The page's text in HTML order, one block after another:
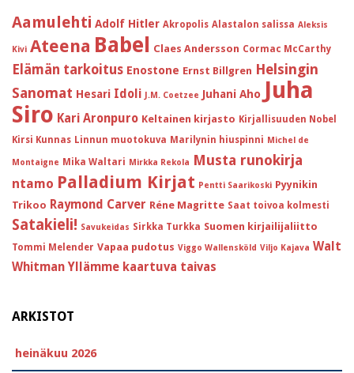
Aamulehti Adolf Hitler Akropolis Alastalon salissa Aleksis
Kivi Ateena Babel Claes Andersson Cormac McCarthy
Elämän tarkoitus Enostone Ernst Billgren Helsingin
Sanomat Hesari Idoli J.M. Coetzee Juhani Aho Juha
Siro Kari Aronpuro Keltainen kirjasto Kirjallisuuden Nobel
Kirsi Kunnas Linnun muotokuva Marilynin hiuspinni Michel de
Montaigne Mika Waltari Mirkka Rekola Musta runokirja
ntamo Palladium Kirjat Pentti Saarikoski Pyynikin
Trikoo Raymond Carver Réne Magritte Saat toivoa kolmesti
Satakieli! Savukeidas Sirkka Turkka Suomen kirjailijaliitto
Tommi Melender Vapaa pudotus Viggo Wallensköld Viljo Kajava Walt
Whitman Yllämme kaartuva taivas
ARKISTOT
heinäkuu 2026